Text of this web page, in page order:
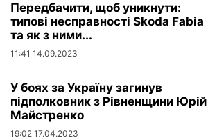
Передбачити, щоб уникнути:
типові несправності Skoda Fabia
та як з ними...
11:41 14.09.2023
У боях за Україну загинув
підполковник з Рівненщини Юрій
Майстренко
19:02 17.04.2023